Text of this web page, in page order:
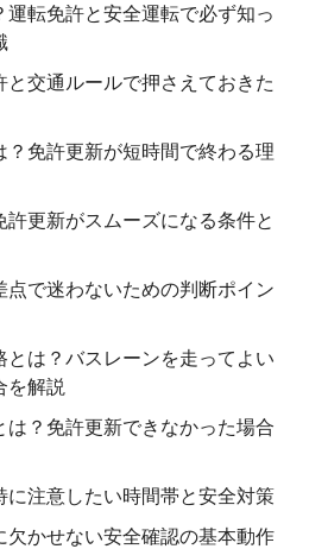
転免許と安全運転で必ず知っ
交通ルールで押さえておきた
？免許更新が短時間で終わる理
更新がスムーズになる条件と
点で迷わないための判断ポイン
とは？バスレーンを走ってよい
を解説
は？免許更新できなかった場合
に注意したい時間帯と安全対策
欠かせない安全確認の基本動作